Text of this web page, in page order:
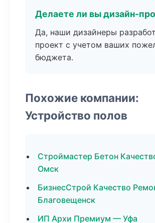
Делаете ли вы дизайн-
Да, наши дизайнеры
проект с учетом ваших
бюджета.
Похожие компании:
Устройство полов
Строймастер Бетон
Омск
БизнесСтрой Качество
Благовещенск
ИП Архи Премиум — Уфа